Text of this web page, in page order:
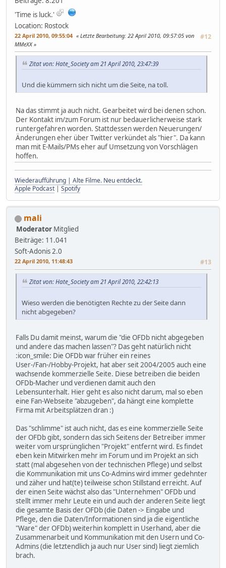
'Time is luck.'
Location: Rostock
22 April 2010, 09:55:04 #12
Letzte Bearbeitung: 22 April 2010, 09:57:05 von
MMeXX
Zitat von: Hate_Society am 21 April 2010, 23:47:39
Und die kümmern sich nicht um die Seite, na toll.
Na das stimmt ja auch nicht. Gearbeitet wird bei denen schon.
Der Kontakt im/zum Forum ist nur bedauerlicherweise stark
runtergefahren worden. Stattdessen werden Neuerungen/
Änderungen eher über Twitter verkündet als "hier". Da kann
man mit E-Mails/PMs eher auf Umsetzung von Vorschlägen
hoffen.
Wiederaufführung | Alte Filme. Neu entdeckt.
Apple Podcast | Spotify
mali
Moderator Mitglied
Beiträge: 11.041
Soft-Adonis 2.0
22 April 2010, 11:48:43 #13
Zitat von: Hate_Society am 21 April 2010, 22:42:13
Wieso werden die benötigten Rechte zu der Seite dann
nicht abgegeben?
Falls Du damit meinst, warum die "die OFDb nicht abgegeben
und andere das machen lassen"? Das geht natürlich nicht
:icon_smile: Die OFDb war früher ein reines
User-/Fan-/Hobby-Projekt, hat aber seit 2004/2005 auch eine
wachsende kommerzielle Seite. Diese betreiben die beiden
OFDb-Macher und verdienen damit auch den
Lebensunterhalt. Hier geht es also nicht darum, mal so eben
eine Fan-Webseite "abzugeben", da hängt eine komplette
Firma mit Arbeitsplätzen dran :)
Das "schlimme" ist auch nicht, das es eine kommerzielle Seite
der OFDb gibt, sondern das sich Seitens der Betreiber immer
weiter vom ursprünglichen "Projekt" entfernt wird. Es findet
eben kein Mitwirken mehr im Forum und im Projekt an sich
statt (mal abgesehen von der technischen Pflege) und selbst
die Kommunikation mit uns Co-Admins wird immer gedehnter
und zäher und hat(te) teilweise schon Stillstand erreicht. Auf
der einen Seite wächst also das "Unternehmen" OFDb und
stellt immer mehr Leute ein und auch der anderen Seite liegt
die gesamte Basis der OFDb (die Daten -> Eingabe und
Pflege, den die Daten/Informationen sind ja die eigentliche
"Ware" der OFDb) weiterhin komplett in Userhand, aber die
Zusammenarbeit und Kommunikation mit den Usern und Co-
Admins (die letztendlich ja auch nur User sind) liegt ziemlich
brach.